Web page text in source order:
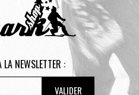
NEWSLETTER :